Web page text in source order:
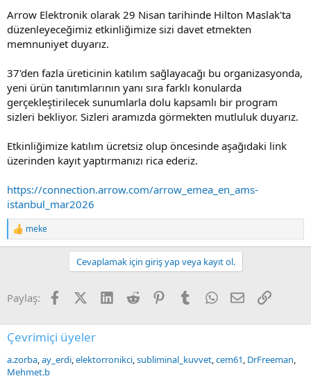
a
n
i
Arrow Elektronik olarak 29 Nisan tarihinde Hilton Maslak'ta
düzenleyeceğimiz etkinliğimize sizi davet etmekten
memnuniyet duyarız.
37'den fazla üreticinin katılım sağlayacağı bu organizasyonda,
yeni ürün tanıtımlarının yanı sıra farklı konularda
gerçekleştirilecek sunumlarla dolu kapsamlı bir program
sizleri bekliyor. Sizleri aramızda görmekten mutluluk duyarız.
Etkinliğimize katılım ücretsiz olup öncesinde aşağıdaki link
üzerinden kayıt yaptırmanızı rica ederiz.
https://connection.arrow.com/arrow_emea_en_ams-
istanbul_mar2026
R
e
o
:
meke
Cevaplamak için giriş yap veya kayıt ol.
Paylaş: FacebookX (Twitter)
LinkedIn
Reddit PinterestTumblrWhatsApp
E-postaLink
Çevrimiçi üyeler
a.zorba ay_erdi elektorronikci subliminal_kuvvet cem61 DrFreeman
Mehmet.b